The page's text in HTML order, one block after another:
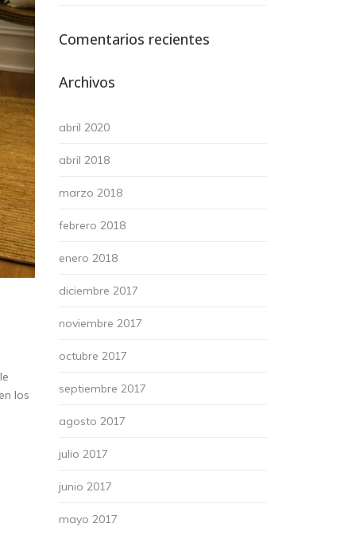
los
Comentarios recientes
Archivos
abril 2020
abril 2018
marzo 2018
febrero 2018
enero 2018
diciembre 2017
noviembre 2017
octubre 2017
septiembre 2017
agosto 2017
julio 2017
junio 2017
mayo 2017